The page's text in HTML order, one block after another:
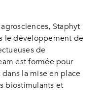
Staphyt
le développement de
de
est formée pour
la mise en place
biostimulants et